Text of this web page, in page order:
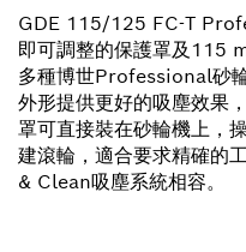
GDE 115/125 FC-T
即可調整的保護罩及115
多種博世Professional砂
外形提供更好的吸塵效果
罩可直接裝在砂輪機上，
建滾輪，適合要求精確的
& Clean吸塵系統相容。